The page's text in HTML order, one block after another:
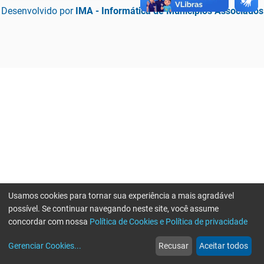
Desenvolvido por IMA - Informática de Municípios Associados
web
Notícias
more_horiz
Mais
Usamos cookies para tornar sua experiência a mais agradável
possível. Se continuar navegando neste site, você assume
concordar com nossa Política de Cookies e Política de privacidade
Gerenciar Cookies... Recusar Aceitar todos
Erro ao enviar informações, por favor tente novamente